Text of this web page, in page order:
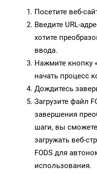
Посетите веб-
Введите URL-
хотите
ввода.
Нажмите кнопку
начать процесс
Дождитесь
Загрузите файл
завершения
шаги, вы
загружать веб-
FODS для
использования.